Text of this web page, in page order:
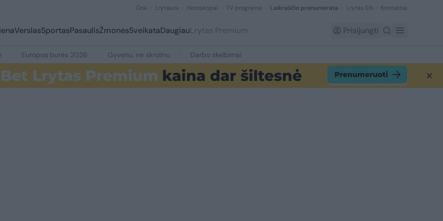
Orai Lrytas.tv Horoskopai TV programa Laikraščio prenumerata Lrytas EN Kontaktai
VerslasSportasPasaulisŽmonėsSveikataDaugiauLrytas Premium Prisijungti
Europos burės 2026 Gyvenu, ne skrolinu Darbo skelbimai